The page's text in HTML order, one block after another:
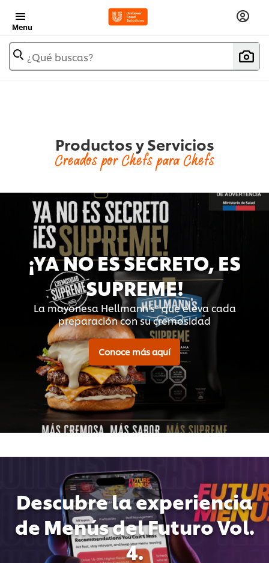
Menu
¿Qué buscas?
Productos y Servicios
Creados por Chefs para Chefs
¡YA NO ES SECRETO, ES
SUPREME!
La mayonesa Hellmann's® que eleva cada
preparación con su cremosidad
Conoce más aquí
Descubre la experiencia
de Menús del Futuro Vol.
4.